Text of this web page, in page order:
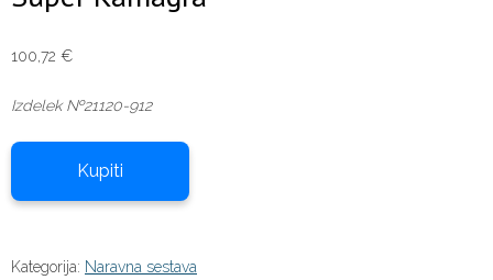
100,72 €
Izdelek №21120-912
Kupiti
Kategorija: Naravna sestava